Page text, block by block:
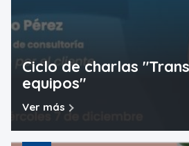
Ciclo de charlas
equipos"
Ver más